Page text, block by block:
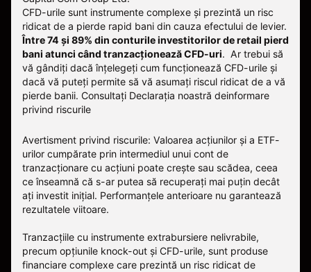
CFD-urile sunt instrumente complexe și prezintă un risc
ridicat de a pierde rapid bani din cauza efectului de levier.
Între 74 și 89% din conturile investitorilor de retail pierd
bani atunci când tranzacționează CFD-uri. Ar trebui să
vă gândiți dacă înțelegeți cum funcționează CFD-urile și
dacă vă puteți permite să vă asumați riscul ridicat de a vă
pierde banii. Consultați Declarația noastră deinformare
privind riscurile
Avertisment privind riscurile: Valoarea acțiunilor și a ETF-
urilor cumpărate prin intermediul unui cont de
tranzacționare cu acțiuni poate crește sau scădea, ceea
ce înseamnă că s-ar putea să recuperați mai puțin decât
ați investit inițial. Performanțele anterioare nu garantează
rezultatele viitoare.
Tranzacțiile cu instrumente extrabursiere nelivrabile,
precum opțiunile knock-out și CFD-urile, sunt produse
financiare complexe care prezintă un risc ridicat de